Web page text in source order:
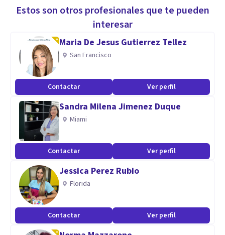
caracterizan a las personas y sus formas de relacionarse en
intervenir en alianza con el paciente en alguno de estos
aspectos para fomentar su calidad de vida.
¡Te espero!
Cel: 2974135883
Aptitudes
Trabajo como Psicólogo Clínico, especializado en Terapia
Dialéctico Conductual, tratamiento para la regulación de
emociones, rasgos de personalidad limite, tiramientos de
la ansiedad y depresión.
Estos son otros profesionales que te pueden
interesar
Maria De Jesus Gutierrez Tellez
San Francisco
Contactar Ver perfil
Sandra Milena Jimenez Duque
Miami
Contactar Ver perfil
Jessica Perez Rubio
Florida
Contactar Ver perfil